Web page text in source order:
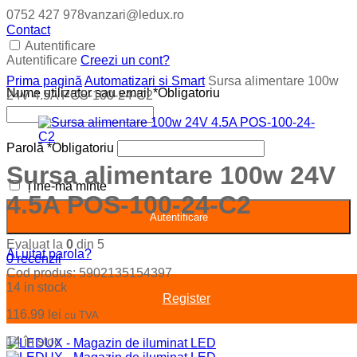
0752 427 978vanzari@ledux.ro
Contact
Autentificare
Autentificare Creezi un cont?
Nume utilizator sau email*Obligatoriu
Parolă *Obligatoriu
Ține-mă minte
Autentificare
Ai uitat parola?
Register
Prima pagină Automatizari si Smart Sursa alimentare 100w
24V 4.5A POS-100-24-C2
Sursa alimentare 100w 24V
4.5A POS-100-24-C2
Evaluat la 0 din 5
0recenzii
Cod produs: 5902135154397
14 in stock
116.99 lei cu TVA
14 în stoc